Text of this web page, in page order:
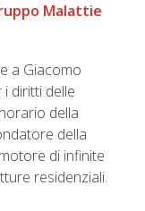
Malattie
a Giacomo
diritti delle
della
della
di infinite
residenziali.